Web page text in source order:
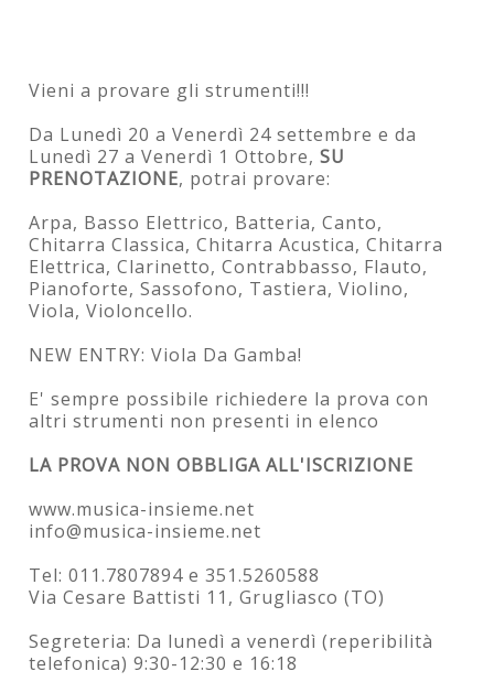
Vieni a provare gli strumenti!!!
Da Lunedì 20 a Venerdì 24 settembre e da
Lunedì 27 a Venerdì 1 Ottobre,SU
PRENOTAZIONE, potrai provare:
Arpa, Basso Elettrico, Batteria, Canto,
Chitarra Classica, Chitarra Acustica, Chitarra
Elettrica, Clarinetto, Contrabbasso, Flauto,
Pianoforte, Sassofono, Tastiera, Violino,
Viola, Violoncello.
NEW ENTRY: Viola Da Gamba!
E' sempre possibile richiedere la prova con
altri strumenti non presenti in elenco
LA PROVA NON OBBLIGA ALL'ISCRIZIONE
www.musica-insieme.net
info@musica-insieme.net
Tel: 011.7807894 e 351.5260588
Via Cesare Battisti 11, Grugliasco (TO)
Segreteria: Da lunedì a venerdì (reperibilità
telefonica) 9:30-12:30 e 16:18